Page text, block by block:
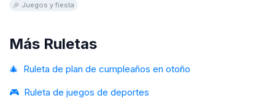
editable. Invita a tus amigos a girar la ruleta online y a ver quién logra
🎉 Juegos y fiesta
Más Ruletas
🎄 Ruleta de plan de cumpleaños en otoño
🎮 Ruleta de juegos de deportes